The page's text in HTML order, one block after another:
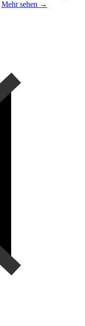
Mehr sehen →